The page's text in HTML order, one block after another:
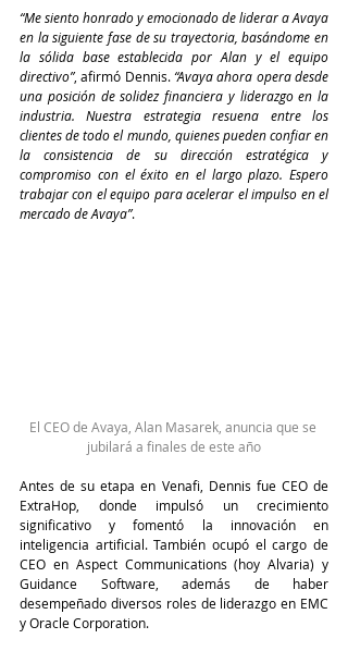
“Me siento honrado y emocionado de liderar a Avaya
en la siguiente fase de su trayectoria, basándome en
la sólida base establecida por Alan y el equipo
directivo”, afirmó Dennis. “Avaya ahora opera desde
una posición de solidez financiera y liderazgo en la
industria. Nuestra estrategia resuena entre los
clientes de todo el mundo, quienes pueden confiar en
la consistencia de su dirección estratégica y
compromiso con el éxito en el largo plazo. Espero
trabajar con el equipo para acelerar el impulso en el
mercado de Avaya”.
El CEO de Avaya, Alan Masarek, anuncia que se
jubilará a finales de este año
Antes de su etapa en Venafi, Dennis fue CEO de
ExtraHop, donde impulsó un crecimiento
significativo y fomentó la innovación en
inteligencia artificial. También ocupó el cargo de
CEO en Aspect Communications (hoy Alvaria) y
Guidance Software, además de haber
desempeñado diversos roles de liderazgo en EMC
y Oracle Corporation.